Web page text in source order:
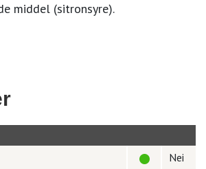
middel (sitronsyre).
Nei